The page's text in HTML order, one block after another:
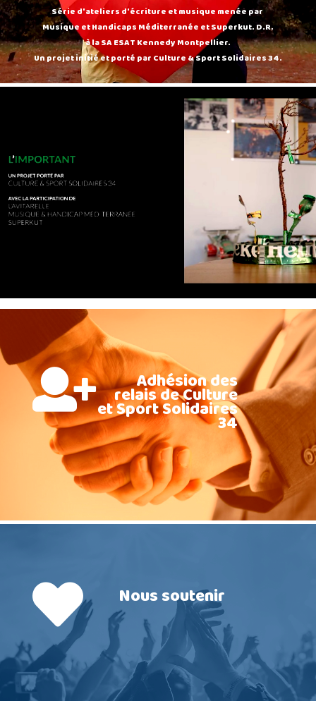
Série d'ateliers d'écriture et musique menée par
Musique et Handicaps Méditerranée et Superkut. D.R.
à la SA ESAT Kennedy Montpellier.
Un projet initié et porté par Culture & Sport Solidaires 34.
Adhésion des
relais de Culture
et Sport Solidaires
34
Nous soutenir